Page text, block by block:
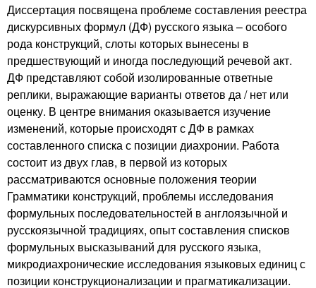
Диссертация посвящена проблеме составления реестра
дискурсивных формул (ДФ) русского языка – особого
рода конструкций, слоты которых вынесены в
предшествующий и иногда последующий речевой акт.
ДФ представляют собой изолированные ответные
реплики, выражающие варианты ответов да / нет или
оценку. В центре внимания оказывается изучение
изменений, которые происходят с ДФ в рамках
составленного списка с позиции диахронии. Работа
состоит из двух глав, в первой из которых
рассматриваются основные положения теории
Грамматики конструкций, проблемы исследования
формульных последовательностей в англоязычной и
русскоязычной традициях, опыт составления списков
формульных высказываний для русского языка,
микродиахронические исследования языковых единиц с
позиции конструкционализации и прагматикализации.